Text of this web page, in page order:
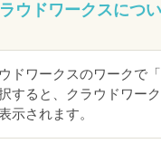
ウドワークスにつ
ドワークスのワークで
すると、クラウドワー
示されます。